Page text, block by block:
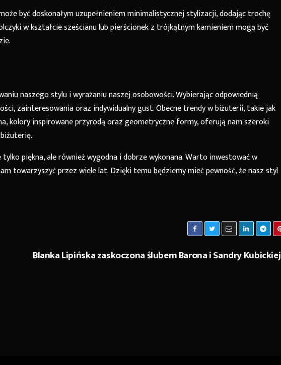
być doskonałym uzupełnieniem minimalistycznej stylizacji, dodając trochę
w kształcie sześcianu lub pierścionek z trójkątnym kamieniem mogą być
naszego stylu i wyrażaniu naszej osobowości. Wybierając odpowiednią
zainteresowania oraz indywidualny gust. Obecne trendy w biżuterii, takie jak
kolory inspirowane przyrodą oraz geometryczne formy, oferują nam szeroki
piękna, ale również wygodna i dobrze wykonana. Warto inwestować w
towarzyszyć przez wiele lat. Dzięki temu będziemy mieć pewność, że nasz styl
Blanka Lipińska zaskoczona ślubem Barona i Sandry Kubickiej